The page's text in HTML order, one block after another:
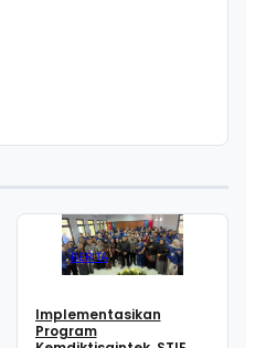
BERITA
Implementasikan
Program